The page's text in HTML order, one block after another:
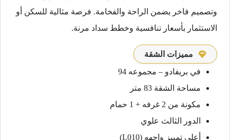
وتصميم فاخر يضمن الراحة والفخامة. فرصة مثالية للسكن أو
الاستثمار بأسعار تنافسية وخطط سداد مرنة.
مميزات الشقة
في بريفادو – مجموعه 94
مساحة الشقة 83 متر
مكونة من 2 غرفه + 1 حمام
الدور الثالث علوي
أعلى تمييز واجهه (L010)